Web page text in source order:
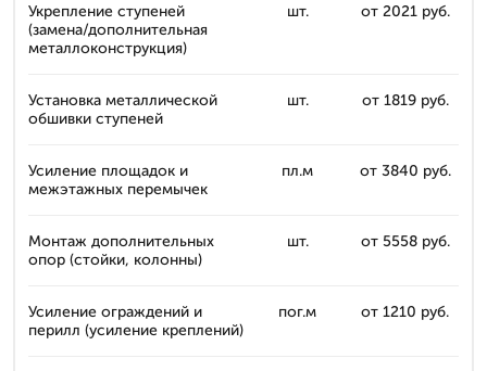
Укрепление ступеней
(замена/дополнительная
металлоконструкция)
шт. от 2021 руб.
Установка металлической
обшивки ступеней
шт. от 1819 руб.
Усиление площадок и
межэтажных перемычек
пл.м от 3840 руб.
Монтаж дополнительных
опор (стойки, колонны)
шт. от 5558 руб.
Усиление ограждений и
перилл (усиление креплений)
пог.м от 1210 руб.